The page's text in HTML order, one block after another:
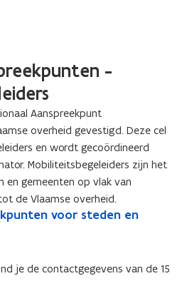
-
Aanspreekpunt
overheid gevestigd. Deze cel
en wordt gecoördineerd
Mobiliteitsbegeleiders zijn het
en gemeenten op vlak van
de Vlaamse overheid.
voor steden en
je de contactgegevens van de 15